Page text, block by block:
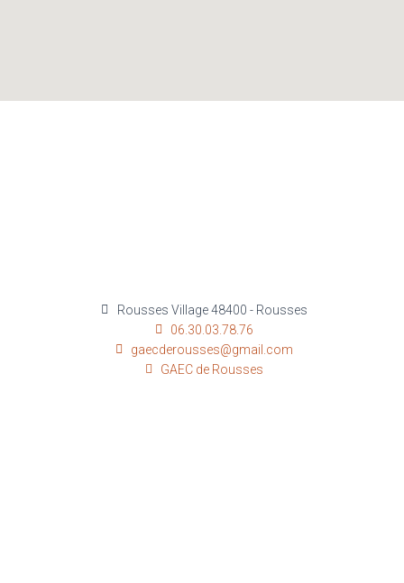
Rousses Village 48400 - Rousses
06.30.03.78.76
gaecderousses@gmail.com
GAEC de Rousses